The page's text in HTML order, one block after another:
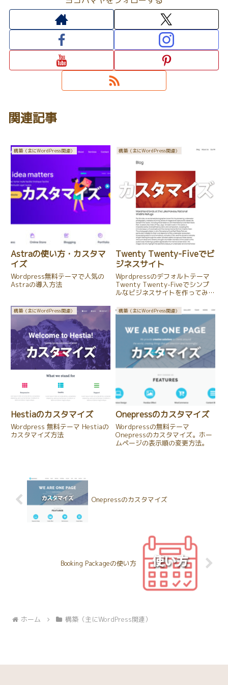
関連記事
構築（主にWordPress関連）
Astraの使い方・カスタマ
イズ
Wordpress無料テーマで人気の
Astraの導入方法
構築（主にWordPress関連）
Twenty Twenty-Fiveでビ
ジネスサイト
Wprdpressのデフォルトテーマ
Twenty Twenty-Fiveでシンプ
ルなビジネスサイトを作ってみ
構築（主にWordPress関連）
Hestiaのカスタマイズ
Wordpress 無料テーマ Hestiaの
カスタマイズ方法
構築（主にWordPress関連）
Onepressのカスタマイズ
Wordpressの無料テーマ
Onepressのカスタマイズ。ホー
ムページの表示順の変更方法。
Onepressのカスタマイズ
Booking Packageの使い方
ホーム 構築（主にWordPress関連）